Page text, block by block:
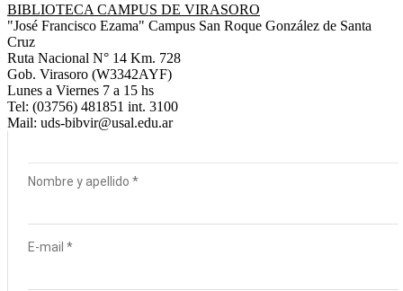
BIBLIOTECA CAMPUS DE VIRASORO
"José Francisco Ezama" Campus San Roque González de Santa
Cruz
Ruta Nacional N° 14 Km. 728
Gob. Virasoro (W3342AYF)
Lunes a Viernes 7 a 15 hs
Tel: (03756) 481851 int. 3100
Mail: uds-bibvir@usal.edu.ar